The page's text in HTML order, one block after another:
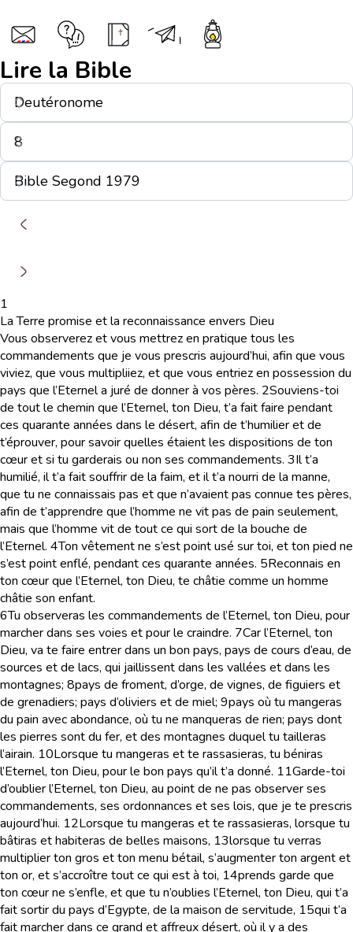
Lire la Bible
1
La Terre promise et la reconnaissance envers Dieu
Vous observerez et vous mettrez en pratique tous les
commandements que je vous prescris aujourd’hui, afin que vous
viviez, que vous multipliiez, et que vous entriez en possession du
pays que l’Eternel a juré de donner à vos pères. 2Souviens-toi
de tout le chemin que l’Eternel, ton Dieu, t’a fait faire pendant
ces quarante années dans le désert, afin de t’humilier et de
t’éprouver, pour savoir quelles étaient les dispositions de ton
cœur et si tu garderais ou non ses commandements. 3Il t’a
humilié, il t’a fait souffrir de la faim, et il t’a nourri de la manne,
que tu ne connaissais pas et que n’avaient pas connue tes pères,
afin de t’apprendre que l’homme ne vit pas de pain seulement,
mais que l’homme vit de tout ce qui sort de la bouche de
l’Eternel. 4Ton vêtement ne s’est point usé sur toi, et ton pied ne
s’est point enflé, pendant ces quarante années. 5Reconnais en
ton cœur que l’Eternel, ton Dieu, te châtie comme un homme
châtie son enfant.
6Tu observeras les commandements de l’Eternel, ton Dieu, pour
marcher dans ses voies et pour le craindre. 7Car l’Eternel, ton
Dieu, va te faire entrer dans un bon pays, pays de cours d’eau, de
sources et de lacs, qui jaillissent dans les vallées et dans les
montagnes; 8pays de froment, d’orge, de vignes, de figuiers et
de grenadiers; pays d’oliviers et de miel; 9pays où tu mangeras
du pain avec abondance, où tu ne manqueras de rien; pays dont
les pierres sont du fer, et des montagnes duquel tu tailleras
l’airain. 10Lorsque tu mangeras et te rassasieras, tu béniras
l’Eternel, ton Dieu, pour le bon pays qu’il t’a donné. 11Garde-toi
d’oublier l’Eternel, ton Dieu, au point de ne pas observer ses
commandements, ses ordonnances et ses lois, que je te prescris
aujourd’hui. 12Lorsque tu mangeras et te rassasieras, lorsque tu
bâtiras et habiteras de belles maisons, 13lorsque tu verras
multiplier ton gros et ton menu bétail, s’augmenter ton argent et
ton or, et s’accroître tout ce qui est à toi, 14prends garde que
ton cœur ne s’enfle, et que tu n’oublies l’Eternel, ton Dieu, qui t’a
fait sortir du pays d’Egypte, de la maison de servitude, 15qui t’a
fait marcher dans ce grand et affreux désert, où il y a des